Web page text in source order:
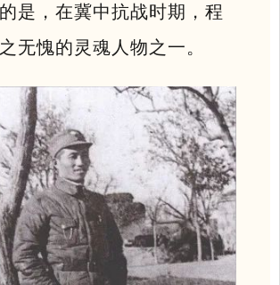
是，在冀中抗战时期 ， 程
无愧的灵魂人物之一。